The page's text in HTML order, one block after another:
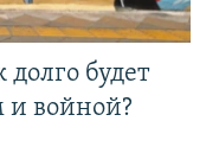
будет
войной?